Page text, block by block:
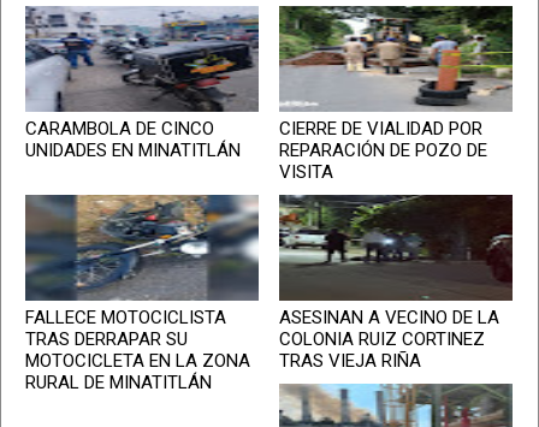
CARAMBOLA DE CINCO
UNIDADES EN MINATITLÁN
CIERRE DE VIALIDAD POR
REPARACIÓN DE POZO DE
VISITA
FALLECE MOTOCICLISTA
TRAS DERRAPAR SU
MOTOCICLETA EN LA ZONA
RURAL DE MINATITLÁN
ASESINAN A VECINO DE LA
COLONIA RUIZ CORTINEZ
TRAS VIEJA RIÑA